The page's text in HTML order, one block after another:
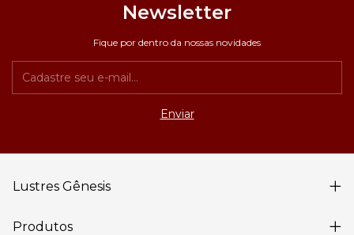
Newsletter
Fique por dentro da nossas novidades
Lustres Gênesis
Produtos